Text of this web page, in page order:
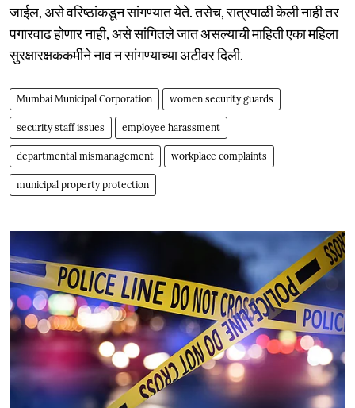
जाईल, असे वरिष्ठांकडून सांगण्यात येते. तसेच, रात्रपाळी केली नाही तर
पगारवाढ होणार नाही, असे सांगितले जात असल्याची माहिती एका महिला
सुरक्षारक्षककर्मीने नाव न सांगण्याच्या अटीवर दिली.
Mumbai Municipal Corporation women security guards
security staff issues employee harassment
departmental mismanagement workplace complaints
municipal property protection